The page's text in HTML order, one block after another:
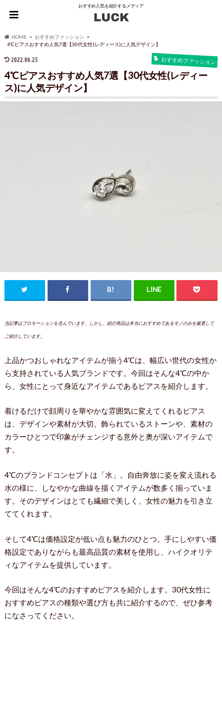
おすすめ人気を紹介するメディア
HOME
おすすめファッション
4℃ピアスおすすめ人気7選【30代女性(レディース)に人気デザイン】
2022.06.25 おすすめファッション
4℃ピアスおすすめ人気7選【30代女性(レディー
ス)に人気デザイン】
当記事はプロモーションを含んでいます。しかし、紹介商品は本当におすすめであるモノのみを厳選して
ご紹介しています。
上品かつおしゃれなアイテムが揃う4℃は、幅広い世代の女性か
ら支持されている人気ブランドです。今回はそんな4℃の中か
ら、女性にとって身近なアイテムであるピアスを紹介します。
着けるだけで顔周りを華やかな雰囲気に変えてくれるピアス
は、デザインや素材が大切。飾られているストーンや、素材の
カラーひとつで印象がチェンジする意外と奥が深いアイテムで
す。
4℃のブランドコンセプトは「水」。自由奔放に姿を変え流れる
水の様に、しなやかな曲線を描くアイテムが数多く揃っていま
す。そのデザインはとても繊細で美しく、女性の魅力を引き立
ててくれます。
そして4℃は価格設定が低い点も魅力のひとつ。手にしやすい価
格設定でありながらも最高品質の素材を使用し、ハイクオリテ
ィなアイテムを提供しています。
今回はそんな4℃のおすすめピアスを紹介します。30代女性に
おすすめピアスの種類や選び方も共に紹介するので、ぜひ参考
になさってください。